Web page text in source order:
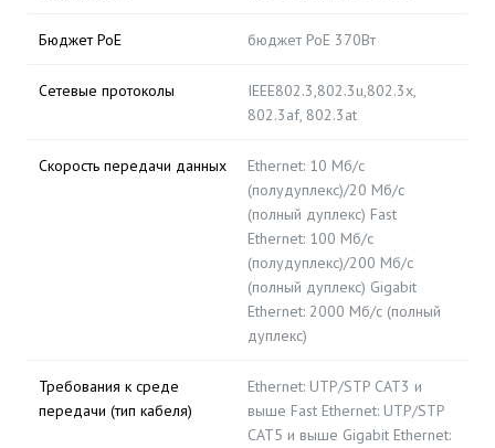
Бюджет PoE бюджет PoE 370Вт
Сетевые протоколы
IEEE802.3,802.3u,802.3x,
802.3af, 802.3at
Скорость передачи данных
Ethernet: 10 Мб/с
(полудуплекс)/20 Мб/с
(полный дуплекс) Fast
Ethernet: 100 Мб/с
(полудуплекс)/200 Мб/с
(полный дуплекс) Gigabit
Ethernet: 2000 Мб/с (полный
дуплекс)
Требования к среде
передачи (тип кабеля)
Ethernet: UTP/STP CAT3 и
выше Fast Ethernet: UTP/STP
CAT5 и выше Gigabit Ethernet: